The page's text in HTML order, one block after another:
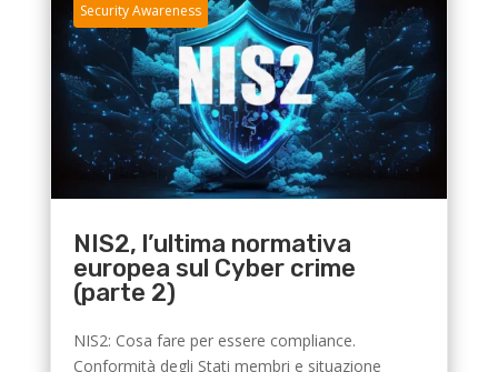
Security Awareness
NIS2, l’ultima normativa
europea sul Cyber crime
(parte 2)
NIS2: Cosa fare per essere compliance.
Conformità degli Stati membri e situazione